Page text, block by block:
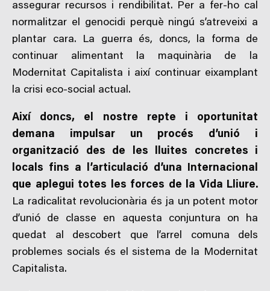
assegurar recursos i rendibilitat. Per a fer-ho cal
normalitzar el genocidi perquè ningú s’atreveixi a
plantar cara. La guerra és, doncs, la forma de
continuar alimentant la maquinària de la
Modernitat Capitalista i així continuar eixamplant
la crisi eco-social actual.
Així doncs, el nostre repte i oportunitat
demana impulsar un procés d’unió i
organització des de les lluites concretes i
locals fins a l’articulació d’una Internacional
que aplegui totes les forces de la Vida Lliure.
La radicalitat revolucionària és ja un potent motor
d’unió de classe en aquesta conjuntura on ha
quedat al descobert que l’arrel comuna dels
problemes socials és el sistema de la Modernitat
Capitalista.